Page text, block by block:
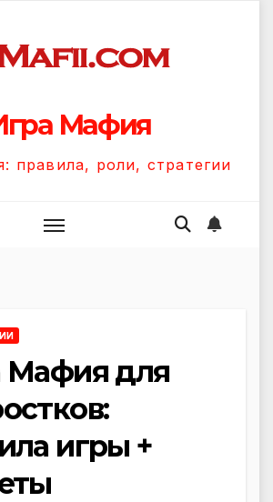
Мафия
правила, роли, стратегии
Мафия для
игры +